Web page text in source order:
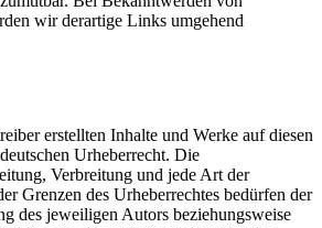
wir derartige Links umgehend
erstellten Inhalte und Werke auf diesen
Urheberrecht. Die
Verbreitung und jede Art der
Grenzen des Urheberrechtes bedürfen der
des jeweiligen Autors beziehungsweise